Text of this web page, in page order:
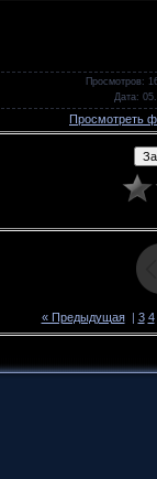
Просмотров:
Дата:
Просмотреть
« Предыдущая| 3 4